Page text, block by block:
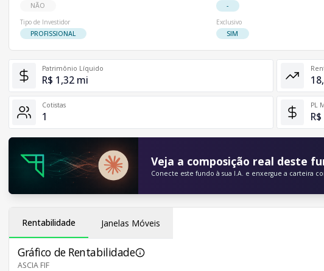
NÃO
-
Tipo de Investidor
PROFISSIONAL
Exclusivo
SIM
Patrimônio Líquido
R$ 1,32 mi
Cotistas
1
PL
Veja a composição real deste
Conecte este fundo à sua I.A. e enxergue a carteira
Rentabilidade Janelas Móveis
Gráfico de Rentabilidade
ASCIA FIF